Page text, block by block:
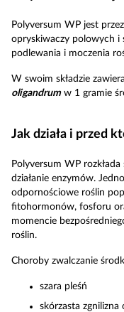
Polyversum WP jest
opryskiwaczy polowych i
podlewania i moczenia
W swoim składzie
oligandrumw 1 gramie
Jak działa i przed
Polyversum WP
działanie enzymów.
odpornościowe roślin
fitohormonów, fosforu
momencie
roślin.
Choroby zwalczanie
szara pleśń
skórzasta zgnilizna